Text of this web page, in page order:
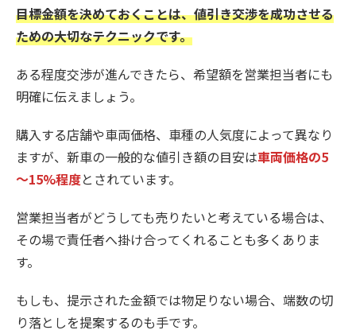
目標金額を決めておくことは、値引き交渉を成功させる
ための大切なテクニックです。
ある程度交渉が進んできたら、希望額を営業担当者にも
明確に伝えましょう。
購入する店舗や車両価格、車種の人気度によって異なり
ますが、新車の一般的な値引き額の目安は車両価格の5
～15%程度とされています。
営業担当者がどうしても売りたいと考えている場合は、
その場で責任者へ掛け合ってくれることも多くありま
す。
もしも、提示された金額では物足りない場合、端数の切
り落としを提案するのも手です。